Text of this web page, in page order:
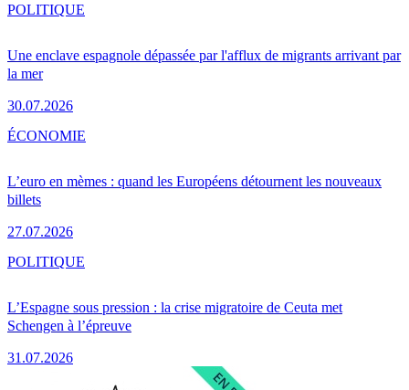
Une enclave espagnole dépassée par l'afflux de migrants arrivant par
la mer
30.07.2026
POLITIQUE
L’euro en mèmes : quand les Européens détournent les nouveaux
billets
27.07.2026
ÉCONOMIE
L’Espagne sous pression : la crise migratoire de Ceuta met
Schengen à l’épreuve
31.07.2026
POLITIQUE